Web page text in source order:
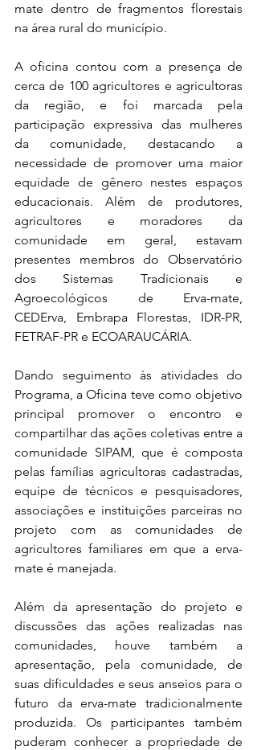
mate dentro de fragmentos florestais
na área rural do município.
A oficina contou com a presença de
cerca de 100 agricultores e agricultoras
da região, e foi marcada pela
participação expressiva das mulheres
da comunidade, destacando a
necessidade de promover uma maior
equidade de gênero nestes espaços
educacionais. Além de produtores,
agricultores e moradores da
comunidade em geral, estavam
presentes membros do Observatório
dos Sistemas Tradicionais e
Agroecológicos de Erva-mate,
CEDErva, Embrapa Florestas, IDR-PR,
FETRAF-PR e ECOARAUCÁRIA.
Dando seguimento às atividades do
Programa, a Oficina teve como objetivo
principal promover o encontro e
compartilhar das ações coletivas entre a
comunidade SIPAM, que é composta
pelas famílias agricultoras cadastradas,
equipe de técnicos e pesquisadores,
associações e instituições parceiras no
projeto com as comunidades de
agricultores familiares em que a erva-
mate é manejada.
Além da apresentação do projeto e
discussões das ações realizadas nas
comunidades, houve também a
apresentação, pela comunidade, de
suas dificuldades e seus anseios para o
futuro da erva-mate tradicionalmente
produzida. Os participantes também
puderam conhecer a propriedade de